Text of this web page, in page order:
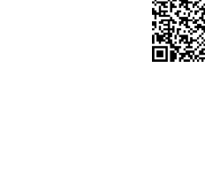
ROADX (by Sailun)